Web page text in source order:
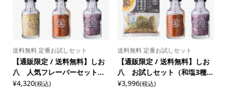
送料無料 定番お試しセット
【通販限定 / 送料無料】しお
八 人気フレーバーセット...
¥4,320(税込)
送料無料 定番お試しセット
【通販限定 / 送料無料】しお
八 お試しセット（和塩3種...
¥3,996(税込)